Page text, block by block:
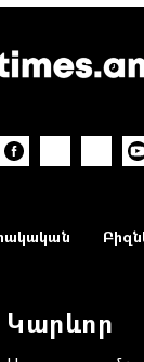
Կարևոր